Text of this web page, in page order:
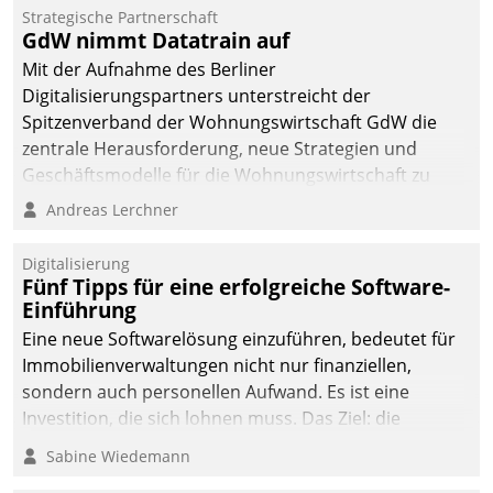
Dialogführung ermöglicht
dem externen
Serviceteam, Anrufe von
Mietenden zügiger und
effizienter zu bearbeiten.
Strategische Partnerschaft
GdW nimmt Datatrain auf
Mit der Aufnahme des Berliner
Digitalisierungspartners unterstreicht der
Spitzenverband der Wohnungswirtschaft GdW die
zentrale Herausforderung, neue Strategien und
Geschäftsmodelle für die Wohnungswirtschaft zu
entwickeln.
Andreas Lerchner
Digitalisierung
Fünf Tipps für eine erfolgreiche Software-
Einführung
Eine neue Softwarelösung einzuführen, bedeutet für
Immobilienverwaltungen nicht nur finanziellen,
sondern auch personellen Aufwand. Es ist eine
Investition, die sich lohnen muss. Das Ziel: die
nachhaltige Optimierung der Geschäftsabläufe. Damit
dieses Ziel erreicht wird, sollten einige Grundregeln
Sabine Wiedemann